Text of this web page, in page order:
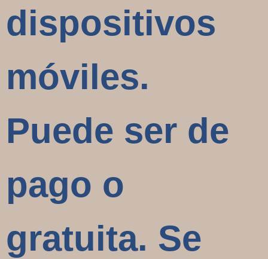
dispositivos
móviles.
Puede ser de
pago o
gratuita. Se